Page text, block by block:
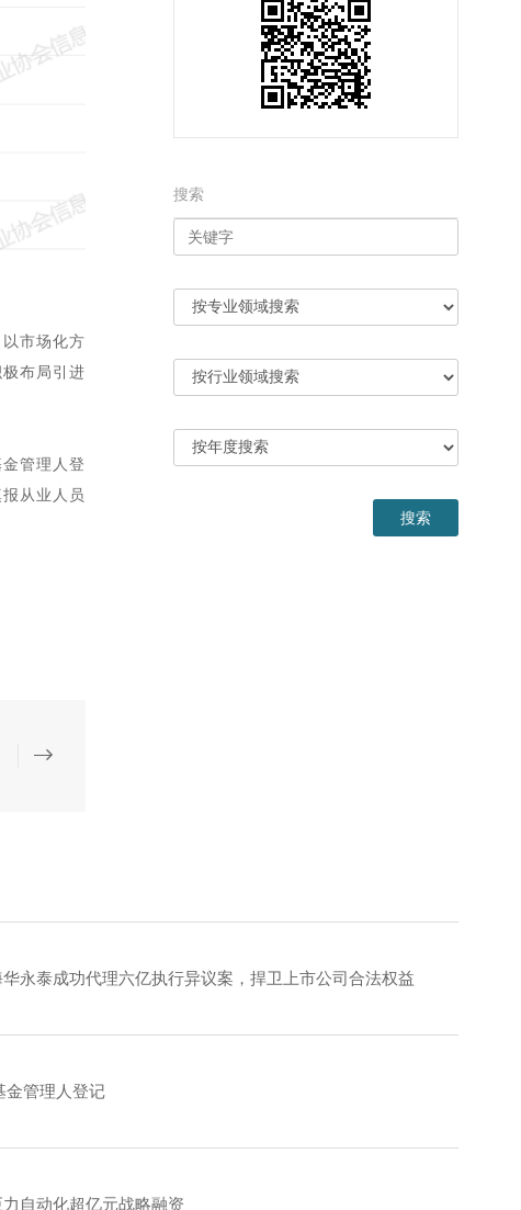
市场化方
布局引进
管理人登
从业人员
搜索
永泰成功代理六亿执行异议案，捍卫上市公司合法权益
金管理人登记
自动化超亿元战略融资